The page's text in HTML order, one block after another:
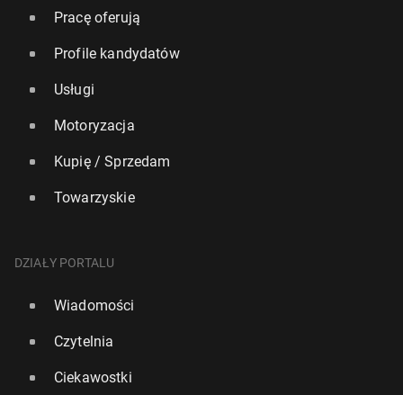
Pracę oferują
Profile kandydatów
Usługi
Motoryzacja
Kupię / Sprzedam
Towarzyskie
DZIAŁY PORTALU
Wiadomości
Czytelnia
Ciekawostki